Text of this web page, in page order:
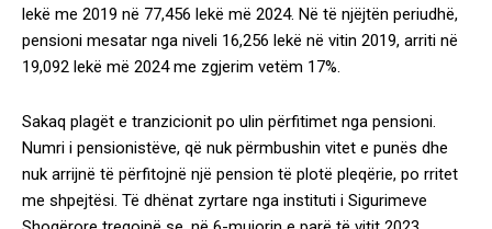
lekë me 2019 në 77,456 lekë më 2024. Në të njëjtën periudhë,
pensioni mesatar nga niveli 16,256 lekë në vitin 2019, arriti në
19,092 lekë më 2024 me zgjerim vetëm 17%.
Sakaq plagët e tranzicionit po ulin përfitimet nga pensioni.
Numri i pensionistëve, që nuk përmbushin vitet e punës dhe
nuk arrijnë të përfitojnë një pension të plotë pleqërie, po rritet
me shpejtësi. Të dhënat zyrtare nga instituti i Sigurimeve